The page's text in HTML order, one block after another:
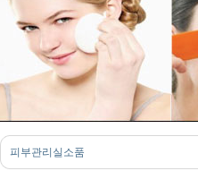
피부관리실소품